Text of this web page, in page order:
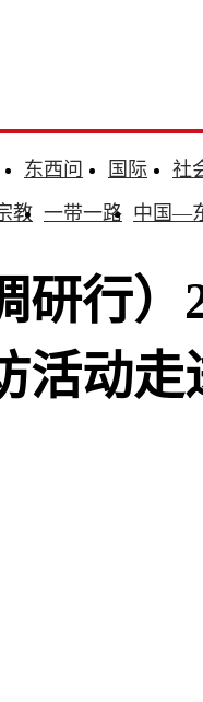
东西问 国际
社
教 一带一路 中国—
研行
活动走